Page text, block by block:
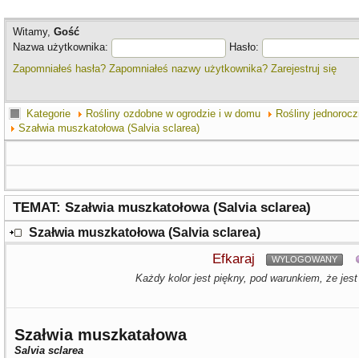
Witamy, Gość
Nazwa użytkownika:
Hasło:
Zapomniałeś hasła? Zapomniałeś nazwy użytkownika? Zarejestruj się
Kategorie Rośliny ozdobne w ogrodzie i w domu
Rośliny
Szałwia muszkatołowa (Salvia sclarea)
TEMAT: Szałwia muszkatołowa (Salvia sclarea)
Szałwia muszkatołowa (Salvia sclarea)
Efkaraj WYLOGOWANY
Każdy kolor jest piękny, pod warunkiem, że
Szałwia muszkatałowa
Salvia sclarea